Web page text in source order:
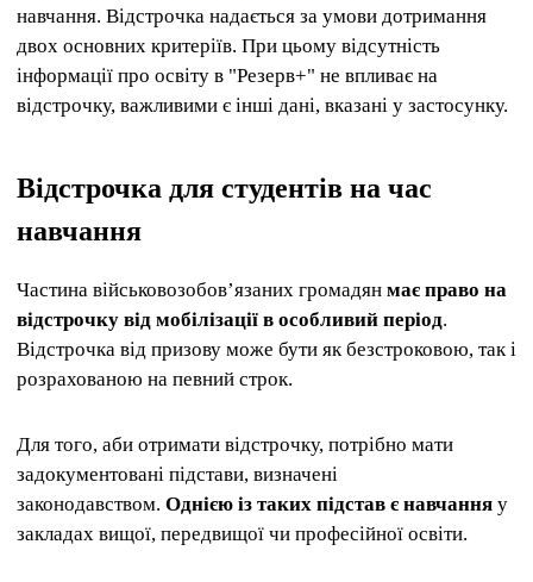
навчання. Відстрочка надається за умови дотримання
двох основних критеріїв. При цьому відсутність
інформації про освіту в "Резерв+" не впливає на
відстрочку, важливими є інші дані, вказані у застосунку.
Відстрочка для студентів на час
навчання
Частина військовозобов’язаних громадян має право на
відстрочку від мобілізації в особливий період.
Відстрочка від призову може бути як безстроковою, так і
розрахованою на певний строк.
Для того, аби отримати відстрочку, потрібно мати
задокументовані підстави, визначені
законодавством. Однією із таких підстав є навчання у
закладах вищої, передвищої чи професійної освіти.